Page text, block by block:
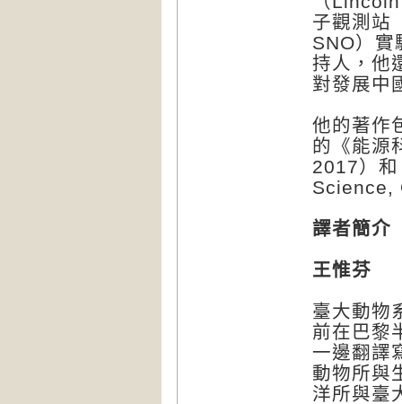
子觀測站
SNO）實
持人，他
對發展中
他的著作
的《能源
2017）
Science,
譯者簡介
王惟芬
臺大動物
前在巴黎
一邊翻譯
動物所與
洋所與臺